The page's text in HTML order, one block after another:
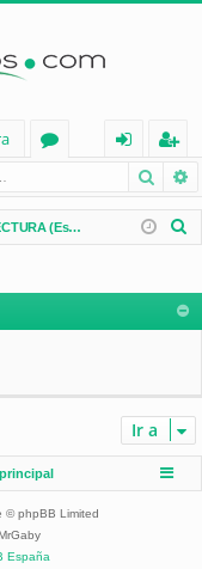
os
nt
ifi
eg
ist
ra
ARQUITECTURA (España)
a
Ir a
© phpBB Limited
España